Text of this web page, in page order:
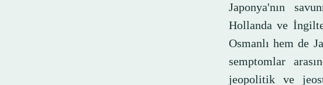
Japonya'nın
Hollanda ve
Osmanlı hem de
semptomlar
jeopolitik ve